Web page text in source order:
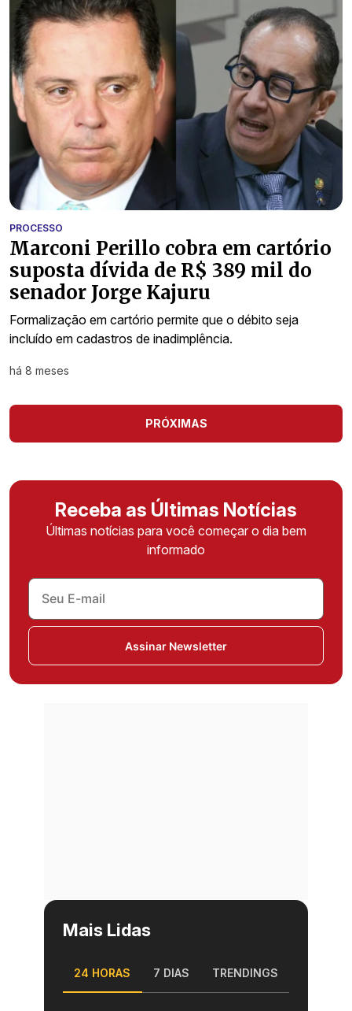
PROCESSO
Marconi Perillo cobra em cartório
suposta dívida de R$ 389 mil do
senador Jorge Kajuru
Formalização em cartório permite que o débito seja
incluído em cadastros de inadimplência.
há 8 meses
PRÓXIMAS
Receba as Últimas Notícias
Últimas notícias para você começar o dia bem
informado
Assinar Newsletter
Mais Lidas
24 HORAS 7 DIAS TRENDINGS